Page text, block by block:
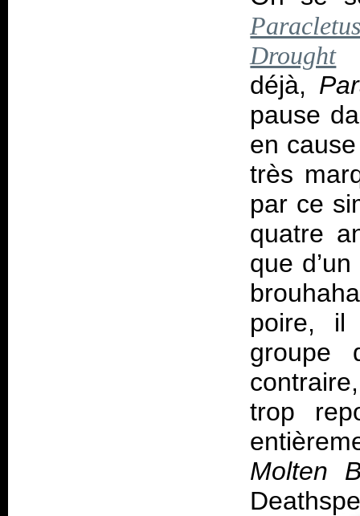
Drought
déjà,
pause
en
très
par ce
quatre
que
poire, il
groupe
trop
Molten